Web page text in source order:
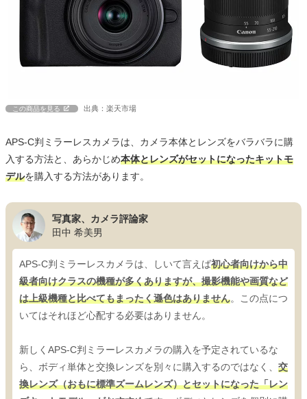
この商品を見る 出典：楽天市場
APS-C判ミラーレスカメラは、カメラ本体とレンズをバラバラに購
入する方法と、あらかじめ本体とレンズがセットになったキットモ
デルを購入する方法があります。
写真家、カメラ評論家
田中 希美男
APS-C判ミラーレスカメラは、しいて言えば初心者向けから中
級者向けクラスの機種が多くありますが、撮影機能や画質など
は上級機種と比べてもまったく遜色はありません。この点につ
いてはそれほど心配する必要はありません。
新しくAPS-C判ミラーレスカメラの購入を予定されているな
ら、ボディ単体と交換レンズを別々に購入するのではなく、 交
換レンズ（おもに標準ズームレンズ）とセットになった「レン